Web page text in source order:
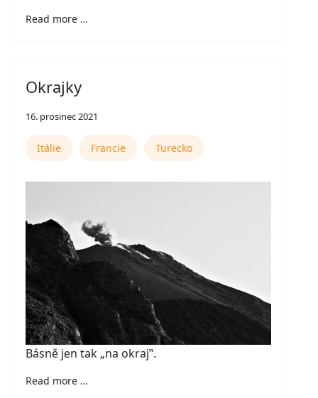
Read more …
Okrajky
16. prosinec 2021
Itálie Francie Turecko
Básně jen tak „na okraj‟.
Read more …